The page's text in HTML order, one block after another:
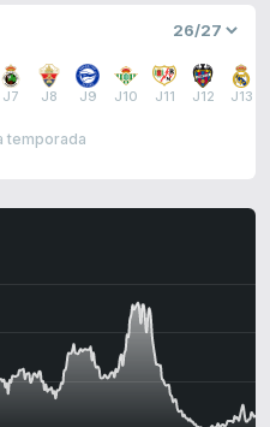
J7 J8 J9 J10 J11 J12 J13
temporada